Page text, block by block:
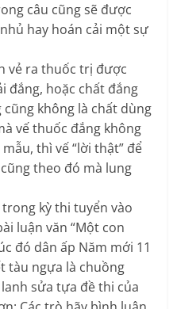
câu cũng sẽ được
hay hoán cải một sự
vẻ ra thuốc trị được
đắng, hoặc chất đắng
không là chất dùng
vế thuốc đắng không
thì vế “lời thật” để
theo đó mà lung
kỳ thi tuyển vào
luận văn “Một con
đó dân ấp Năm mới 11
tàu ngựa là chuồng
sửa tựa đề thi của